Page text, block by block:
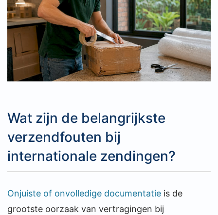
Wat zijn de belangrijkste
verzendfouten bij
internationale zendingen?
Onjuiste of onvolledige documentatie is de
grootste oorzaak van vertragingen bij